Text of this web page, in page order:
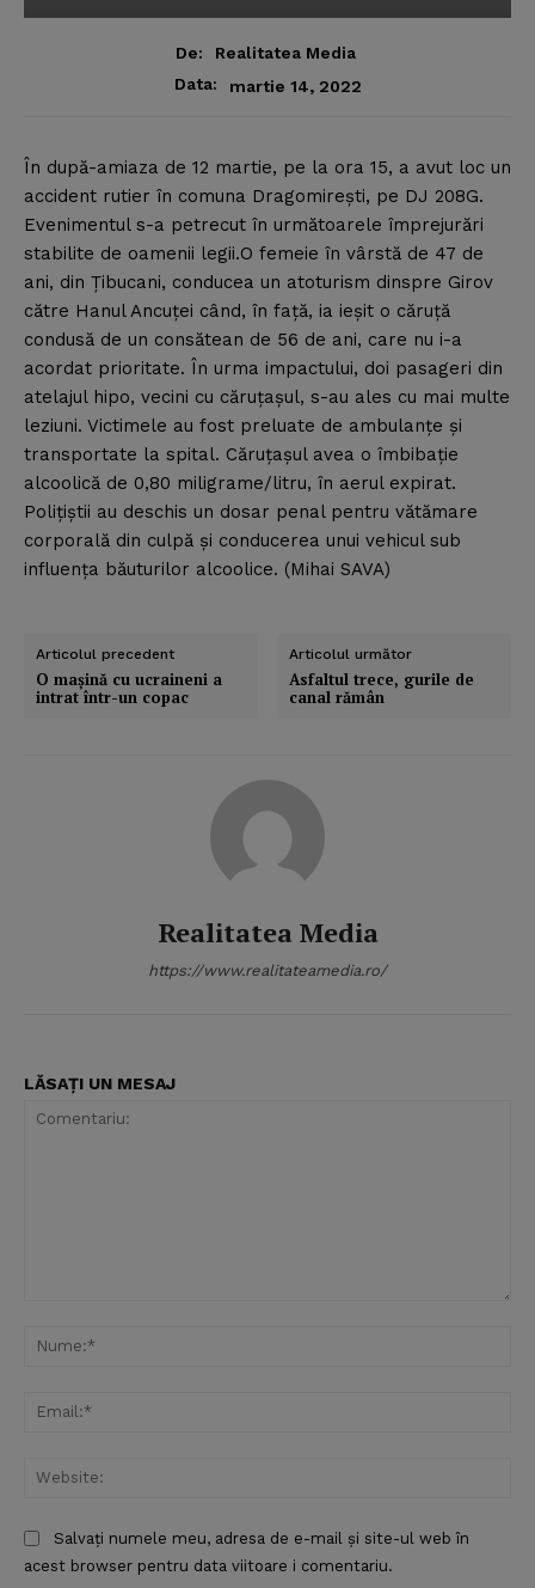
De:
Realitatea Media
Data:
martie 14, 2022
În după-amiaza de 12 martie, pe la ora 15, a avut loc un
accident rutier în comuna Dragomireşti, pe DJ 208G.
Evenimentul s-a petrecut în următoarele împrejurări
stabilite de oamenii legii.O femeie în vârstă de 47 de
ani, din Ţibucani, conducea un atoturism dinspre Girov
către Hanul Ancuţei când, în faţă, ia ieşit o căruţă
condusă de un consătean de 56 de ani, care nu i-a
acordat prioritate. În urma impactului, doi pasageri din
atelajul hipo, vecini cu căruţaşul, s-au ales cu mai multe
leziuni. Victimele au fost preluate de ambulanţe şi
transportate la spital. Căruţaşul avea o îmbibaţie
alcoolică de 0,80 miligrame/litru, în aerul expirat.
Poliţiştii au deschis un dosar penal pentru vătămare
corporală din culpă şi conducerea unui vehicul sub
influenţa băuturilor alcoolice. (Mihai SAVA)
Articolul precedent
O maşină cu ucraineni a
intrat într-un copac
Articolul următor
Asfaltul trece, gurile de
canal rămân
Realitatea Media
https://www.realitateamedia.ro/
LĂSAȚI UN MESAJ
Salvați numele meu, adresa de e-mail și site-ul web în
acest browser pentru data viitoare i comentariu.